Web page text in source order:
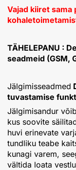
Vajad kiiret sama
TÄHELEPANU :
seadmeid (GSM,
Jälgimisseadmed
tuvastamise
Jälgimisandur
kus soovite
huvi erinevate
tundliku teabe
kunagi varem,
vältida loata